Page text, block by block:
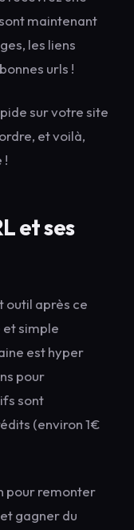
maintenant
les liens
urls !
sur votre site
et voilà,
!
et ses
outil après ce
et simple
est hyper
pour
sont
(environ 1€
pour remonter
gagner du